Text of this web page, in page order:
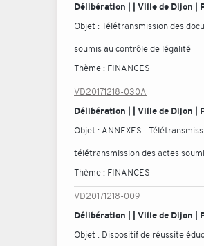
Délibération | | Ville de Dijon |
Objet :Télétransmission des
soumis au contrôle de légalité
Thème : FINANCES
VD20171218-030A
Délibération | | Ville de Dijon |
Objet : ANNEXES -
télétransmission des actes
Thème : FINANCES
VD20171218-009
Délibération | | Ville de Dijon |
Objet : Dispositif de réussite